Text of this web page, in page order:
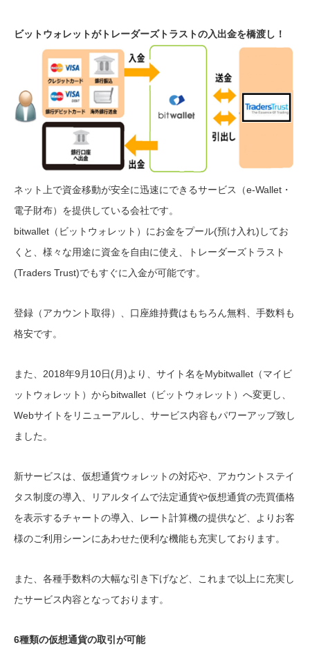
ビットウォレットがトレーダーズトラストの入出金を橋渡し！
ネット上で資金移動が安全に迅速にできるサービス（e-Wallet・
電子財布）を提供している会社です。
bitwallet（ビットウォレット）にお金をプール(預け入れ)してお
くと、様々な用途に資金を自由に使え、トレーダーズトラスト
(Traders Trust)でもすぐに入金が可能です。
登録（アカウント取得）、口座維持費はもちろん無料、手数料も
格安です。
また、2018年9月10日(月)より、サイト名をMybitwallet（マイビ
ットウォレット）からbitwallet（ビットウォレット）へ変更し、
Webサイトをリニューアルし、サービス内容もパワーアップ致し
ました。
新サービスは、仮想通貨ウォレットの対応や、アカウントステイ
タス制度の導入、リアルタイムで法定通貨や仮想通貨の売買価格
を表示するチャートの導入、レート計算機の提供など、よりお客
様のご利用シーンにあわせた便利な機能も充実しております。
また、各種手数料の大幅な引き下げなど、これまで以上に充実し
たサービス内容となっております。
6種類の仮想通貨の取引が可能